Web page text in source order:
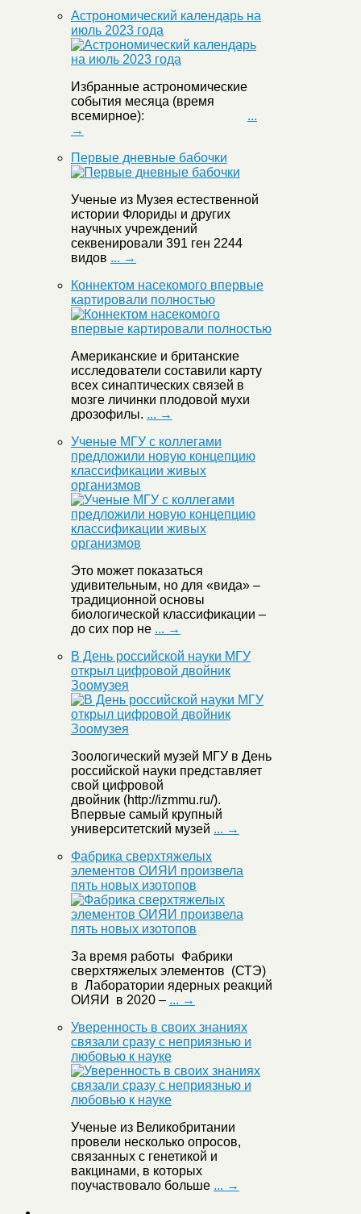
Астрономический календарь на
июль 2023 года
Избранные астрономические
события месяца (время
всемирное): ...
→
Первые дневные бабочки
Ученые из Музея естественной
истории Флориды и других
научных учреждений
секвенировали 391 ген 2244
видов ... →
Коннектом насекомого впервые
картировали полностью
Американские и британские
исследователи составили карту
всех синаптических связей в
мозге личинки плодовой мухи
дрозофилы. ... →
Ученые МГУ с коллегами
предложили новую концепцию
классификации живых
организмов
Это может показаться
удивительным, но для «вида» –
традиционной основы
биологической классификации –
до сих пор не ... →
В День российской науки МГУ
открыл цифровой двойник
Зоомузея
Зоологический музей МГУ в День
российской науки представляет
свой цифровой
двойник (http://izmmu.ru/).
Впервые самый крупный
университетский музей ... →
Фабрика сверхтяжелых
элементов ОИЯИ произвела
пять новых изотопов
За время работы Фабрики
сверхтяжелых элементов (СТЭ)
в Лаборатории ядерных реакций
ОИЯИ в 2020 – ... →
Уверенность в своих знаниях
связали сразу с неприязнью и
любовью к науке
Ученые из Великобритании
провели несколько опросов,
связанных с генетикой и
вакцинами, в которых
поучаствовало больше ... →